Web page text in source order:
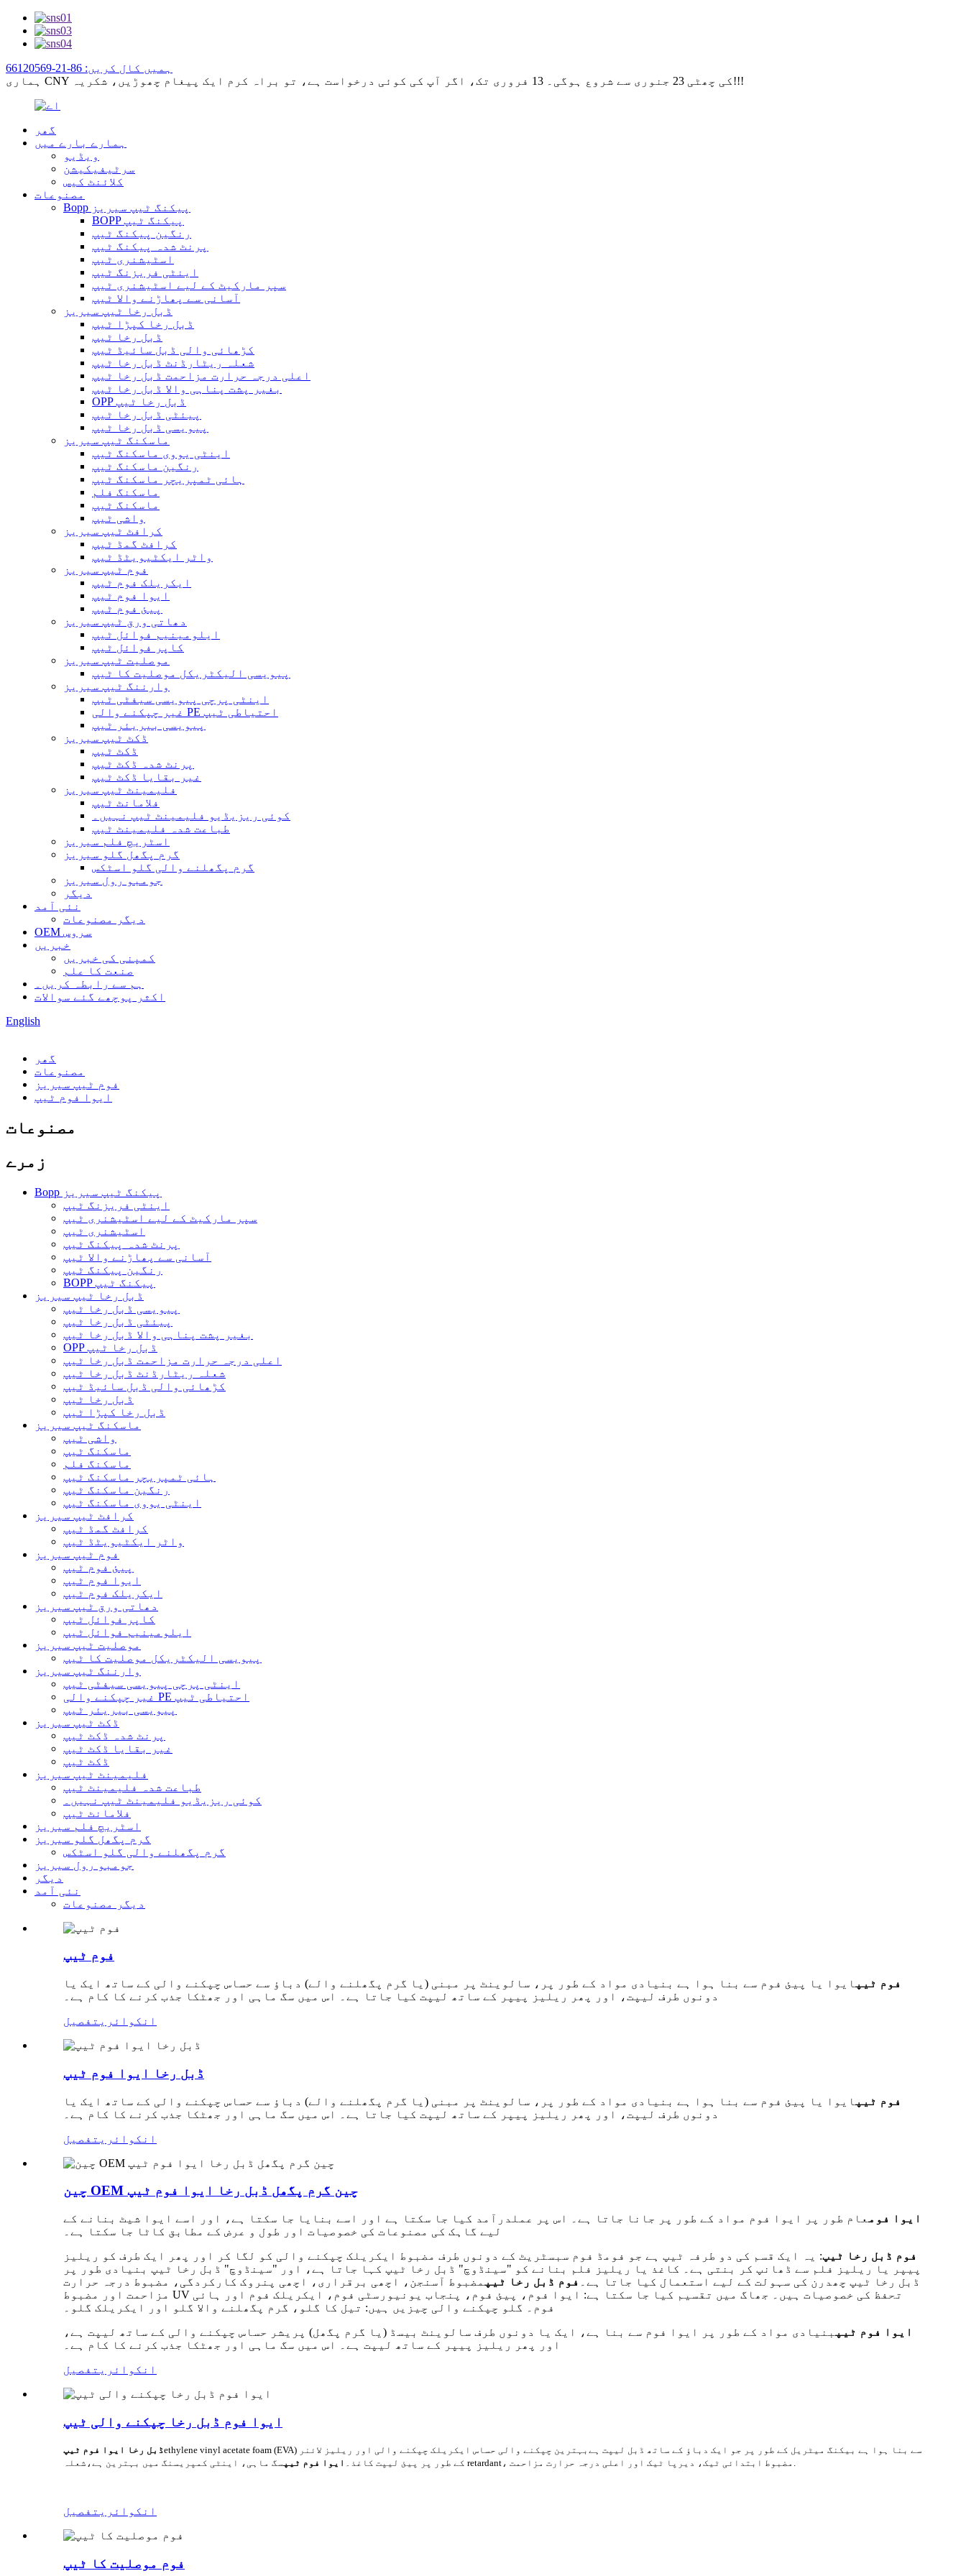
ہمیں کال کریں: 86-21-66120569
ہماری CNY کی چھٹی 23 جنوری سے شروع ہوگی۔ 13 فروری تک، اگر آپ کی کوئی درخواست ہے، تو براہ کرم ایک پیغام چھوڑیں، شکریہ!!!
گھر
ہمارے بارے میں
ویڈیو
سرٹیفیکیشن
کلائنٹ کیس
مصنوعات
Bopp پیکنگ ٹیپ سیریز
BOPP پیکنگ ٹیپ
رنگین پیکنگ ٹیپ
پرنٹ شدہ پیکنگ ٹیپ
اسٹیشنری ٹیپ
اینٹی فریزنگ ٹیپ
سپر مارکیٹ کے لیے اسٹیشنری ٹیپ
آسانی سے پھاڑنے والا ٹیپ
ڈبل رخا ٹیپ سیریز
ڈبل رخا کپڑا ٹیپ
ڈبل رخا ٹیپ
کڑھائی والی ڈبل سائیڈ ٹیپ
شعلہ ریٹارڈنٹ ڈبل رخا ٹیپ
اعلی درجہ حرارت مزاحمت ڈبل رخا ٹیپ
بغیر پشت پناہی والا ڈبل ​​رخا ٹیپ
OPP ڈبل رخا ٹیپ
پیئٹی ڈبل رخا ٹیپ
پیویسی ڈبل رخا ٹیپ
ماسکنگ ٹیپ سیریز
اینٹی یووی ماسکنگ ٹیپ
رنگین ماسکنگ ٹیپ
ہائی ٹمپریچر ماسکنگ ٹیپ
ماسکنگ فلم
ماسکنگ ٹیپ
واشی ٹیپ
کرافٹ ٹیپ سیریز
کرافٹ گمڈ ٹیپ
واٹر ایکٹیویٹڈ ٹیپ
فوم ٹیپ سیریز
ایکریلک فوم ٹیپ
ایوا فوم ٹیپ
پیئ فوم ٹیپ
دھاتی ورق ٹیپ سیریز
ایلومینیم فوائل ٹیپ
کاپر فوائل ٹیپ
موصلیت ٹیپ سیریز
پیویسی الیکٹریکل موصلیت کا ٹیپ
وارننگ ٹیپ سیریز
اینٹی پرچی پیویسی سیفٹی ٹیپ
غیر چپکنے والی PE احتیاطی ٹیپ
پیویسی بیریئر ٹیپ
ڈکٹ ٹیپ سیریز
ڈکٹ ٹیپ
پرنٹ شدہ ڈکٹ ٹیپ
غیر بقایا ڈکٹ ٹیپ
فلیمینٹ ٹیپ سیریز
فلامانٹ ٹیپ
کوئی ریزیڈیو فلیمینٹ ٹیپ نہیں۔
طباعت شدہ فلیمینٹ ٹیپ
اسٹریچ فلم سیریز
گرم پگھل گلو سیریز
گرم پگھلنے والی گلو اسٹکس
جومبو رول سیریز
دیگر
نئی آمد
دیگر مصنوعات
OEM سروس
خبریں
کمپنی کی خبریں
صنعت کا علم
ہم سے رابطہ کریں۔
اکثر پوچھے گئے سوالات
English
گھر
مصنوعات
فوم ٹیپ سیریز
ایوا فوم ٹیپ
مصنوعات
زمرے
Bopp پیکنگ ٹیپ سیریز
اینٹی فریزنگ ٹیپ
سپر مارکیٹ کے لیے اسٹیشنری ٹیپ
اسٹیشنری ٹیپ
پرنٹ شدہ پیکنگ ٹیپ
آسانی سے پھاڑنے والا ٹیپ
رنگین پیکنگ ٹیپ
BOPP پیکنگ ٹیپ
ڈبل رخا ٹیپ سیریز
پیویسی ڈبل رخا ٹیپ
پیئٹی ڈبل رخا ٹیپ
بغیر پشت پناہی والا ڈبل ​​رخا ٹیپ
OPP ڈبل رخا ٹیپ
اعلی درجہ حرارت مزاحمت ڈبل رخا ٹیپ
شعلہ ریٹارڈنٹ ڈبل رخا ٹیپ
کڑھائی والی ڈبل سائیڈ ٹیپ
ڈبل رخا ٹیپ
ڈبل رخا کپڑا ٹیپ
ماسکنگ ٹیپ سیریز
واشی ٹیپ
ماسکنگ ٹیپ
ماسکنگ فلم
ہائی ٹمپریچر ماسکنگ ٹیپ
رنگین ماسکنگ ٹیپ
اینٹی یووی ماسکنگ ٹیپ
کرافٹ ٹیپ سیریز
کرافٹ گمڈ ٹیپ
واٹر ایکٹیویٹڈ ٹیپ
فوم ٹیپ سیریز
پیئ فوم ٹیپ
ایوا فوم ٹیپ
ایکریلک فوم ٹیپ
دھاتی ورق ٹیپ سیریز
کاپر فوائل ٹیپ
ایلومینیم فوائل ٹیپ
موصلیت ٹیپ سیریز
پیویسی الیکٹریکل موصلیت کا ٹیپ
وارننگ ٹیپ سیریز
اینٹی پرچی پیویسی سیفٹی ٹیپ
غیر چپکنے والی PE احتیاطی ٹیپ
پیویسی بیریئر ٹیپ
ڈکٹ ٹیپ سیریز
پرنٹ شدہ ڈکٹ ٹیپ
غیر بقایا ڈکٹ ٹیپ
ڈکٹ ٹیپ
فلیمینٹ ٹیپ سیریز
طباعت شدہ فلیمینٹ ٹیپ
کوئی ریزیڈیو فلیمینٹ ٹیپ نہیں۔
فلامانٹ ٹیپ
اسٹریچ فلم سیریز
گرم پگھل گلو سیریز
گرم پگھلنے والی گلو اسٹکس
جومبو رول سیریز
دیگر
نئی آمد
دیگر مصنوعات
فوم ٹیپ
فوم ٹیپ ایوا یا پیئ فوم سے بنا ہوا ہے بنیادی مواد کے طور پر، سالوینٹ پر مبنی (یا گرم پگھلنے والے) دباؤ سے حساس چپکنے والی کے ساتھ ایک یا
دونوں طرف لیپت، اور پھر ریلیز پیپر کے ساتھ لیپت کیا جاتا ہے۔ اس میں سگ ماہی اور جھٹکا جذب کرنے کا کام ہے۔
انکوائری تفصیل
ڈبل رخا ایوا فوم ٹیپ
فوم ٹیپ ایوا یا پیئ فوم سے بنا ہوا ہے بنیادی مواد کے طور پر، سالوینٹ پر مبنی (یا گرم پگھلنے والے) دباؤ سے حساس چپکنے والی کے ساتھ ایک یا
دونوں طرف لیپت، اور پھر ریلیز پیپر کے ساتھ لیپت کیا جاتا ہے۔ اس میں سگ ماہی اور جھٹکا جذب کرنے کا کام ہے۔
انکوائری تفصیل
چین OEM چین گرم پگھل ڈبل رخا ایوا فوم ٹیپ
ایوا فوم عام طور پر ایوا فوم مواد کے طور پر جانا جاتا ہے۔ اس پر عملدرآمد کیا جا سکتا ہے اور اسے بنایا جا سکتا ہے، اور اسے ایوا شیٹ بنانے کے
لیے گاہک کی مصنوعات کی خصوصیات اور طول و عرض کے مطابق کاٹا جا سکتا ہے۔
فوم ڈبل رخا ٹیپ: یہ ایک قسم کی دو طرفہ ٹیپ ہے جو فومڈ فوم سبسٹریٹ کے دونوں طرف مضبوط ایکریلک چپکنے والی کو لگا کر اور پھر ایک طرف کو ریلیز
پیپر یا ریلیز فلم سے ڈھانپ کر بنتی ہے۔ کاغذ یا ریلیز فلم بنانے کو "سینڈوچ" ڈبل رخا ٹیپ کہا جاتا ہے، اور "سینڈوچ" ڈبل رخا ٹیپ بنیادی طور پر
ڈبل رخا ٹیپ چھدرن کی سہولت کے لیے استعمال کیا جاتا ہے۔
فوم ڈبل رخا ٹیپمضبوط آسنجن، اچھی برقراری، اچھی پنروک کارکردگی، مضبوط درجہ حرارت
مزاحمت اور مضبوط UV تحفظ کی خصوصیات ہیں۔ جھاگ میں تقسیم کیا جا سکتا ہے: ایوا فوم، پیئ فوم، پنجاب یونیورسٹی فوم، ایکریلک فوم اور ہائی
فوم۔ گلو چپکنے والی چیزیں ہیں: تیل کا گلو، گرم پگھلنے والا گلو اور ایکریلک گلو۔
ایوا فوم ٹیپ بنیادی مواد کے طور پر ایوا فوم سے بنا ہے، ایک یا دونوں طرف سالوینٹ بیسڈ (یا گرم پگھل) پریشر حساس چپکنے والی کے ساتھ لیپت ہے،
اور پھر ریلیز پیپر کے ساتھ لیپت ہے۔ اس میں سگ ماہی اور جھٹکا جذب کرنے کا کام ہے۔
انکوائری تفصیل
ایوا فوم ڈبل رخا چپکنے والی ٹیپ
ڈبل رخا ایوا فوم ٹیپ ethylene vinyl acetate foam (EVA) سے بنا ہوا ہے بیکنگ میٹریل کے طور پر جو ایک دباؤ کے ساتھ ڈبل لیپت ہے بہترین چپکنے والی حساس ایکریلک چپکنے والی اور ریلیز لائنر
کے طور پر پیئ لیپت کاغذ۔ ایوا فوم ٹیپسگ ماہی، اینٹی کمپریسنگ میں بہترین ہے، شعلہ retardant، مضبوط ابتدائی ٹیک، دیرپا ٹیک اور اعلی درجہ حرارت مزاحمت.
انکوائریتفصیل
فوم موصلیت کا ٹیپ